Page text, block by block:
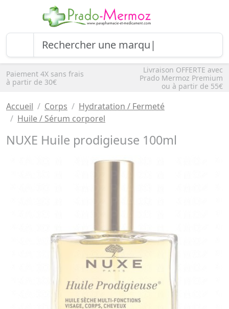
Paiement 4X sans frais
à partir de 30€
Livraison OFFERTE avec
Prado Mermoz Premium
ou à partir de 55€
Accueil Corps
Hydratation / Fermeté
Huile / Sérum corporel
NUXE Huile prodigieuse 100ml